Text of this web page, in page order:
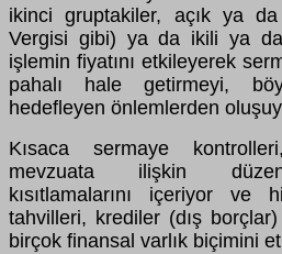
ikinci gruptakiler, açık ya
Vergisi gibi) ya da ikili ya
işlemin fiyatını etkileyerek
pahalı hale getirmeyi,
hedefleyen önlemlerden
Kısaca sermaye
mevzuata ilişkin
kısıtlamalarını içeriyor ve
tahvilleri, krediler (dış
birçok finansal varlık biçimini